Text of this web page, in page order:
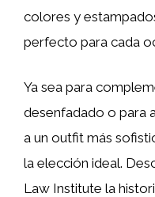
colores y
perfecto para cada
Ya sea para
desenfadado o para
a un outfit más
la elección ideal.
Law Institute la